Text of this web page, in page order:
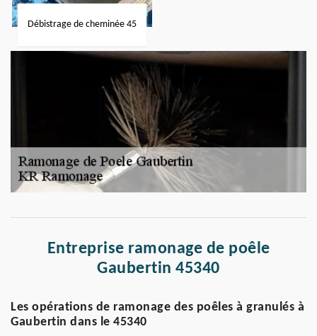
Débistrage de cheminée 45
Entreprise ramonage de poêle
Gaubertin 45340
Les opérations de ramonage des poêles à granulés à
Gaubertin dans le 45340